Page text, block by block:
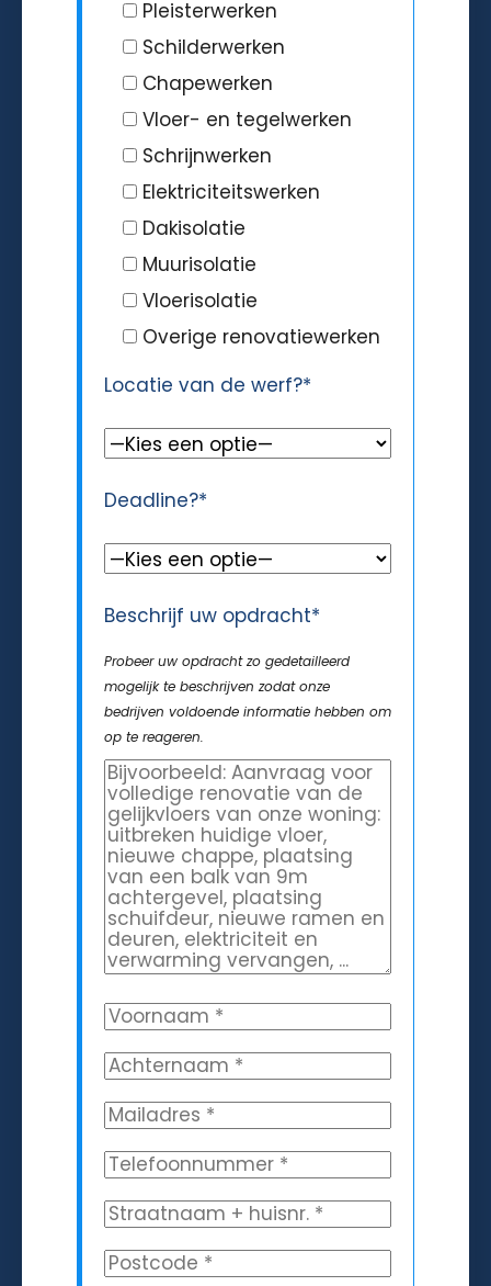
Pleisterwerken
Schilderwerken
Chapewerken
Vloer- en tegelwerken
Schrijnwerken
Elektriciteitswerken
Dakisolatie
Muurisolatie
Vloerisolatie
Overige renovatiewerken
Locatie van de werf?*
Deadline?*
Beschrijf uw opdracht*
Probeer uw opdracht zo gedetailleerd
mogelijk te beschrijven zodat onze
bedrijven voldoende informatie hebben om
op te reageren.